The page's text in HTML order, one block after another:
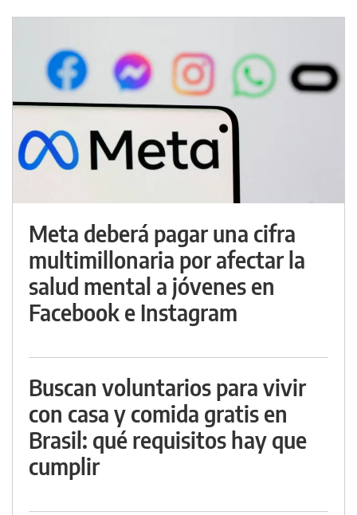
Meta deberá pagar una cifra
multimillonaria por afectar la
salud mental a jóvenes en
Facebook e Instagram
Buscan voluntarios para vivir
con casa y comida gratis en
Brasil: qué requisitos hay que
cumplir